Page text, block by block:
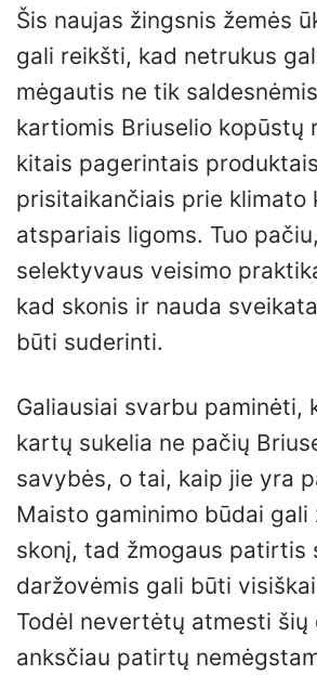
Šis naujas žingsnis žemės
gali reikšti, kad netrukus
mėgautis ne tik
kartiomis Briuselio kopūstų
kitais pagerintais
prisitaikančiais prie klimato
atspariais ligoms. Tuo
selektyvaus veisimo
kad skonis ir nauda
būti suderinti.
Galiausiai svarbu paminėti,
kartų sukelia ne pačių
savybės, o tai, kaip jie yra
Maisto gaminimo būdai gali
skonį, tad žmogaus patirtis
daržovėmis gali būti
Todėl nevertėtų atmesti šių
anksčiau patirtų